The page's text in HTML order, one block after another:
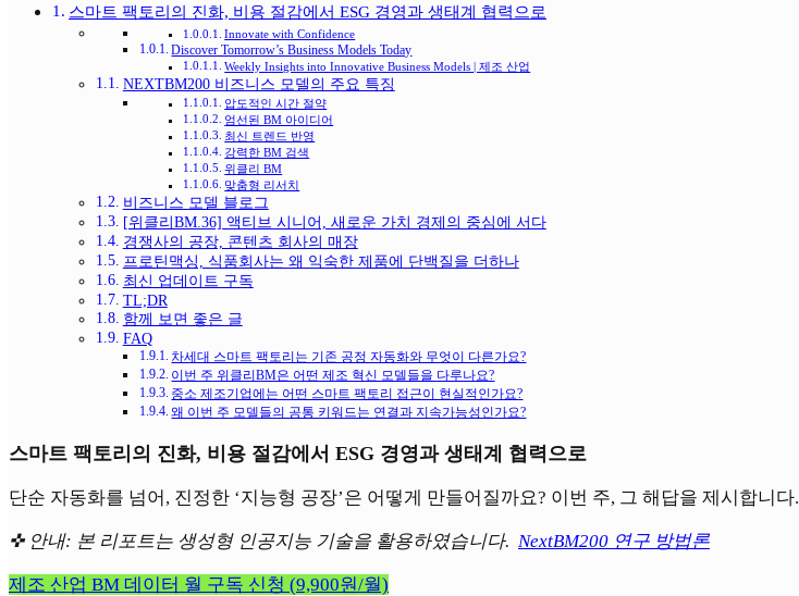
스마트 팩토리의 진화, 비용 절감에서 ESG 경영과 생태계 협력으로
Innovate with Confidence
Discover Tomorrow’s Business Models Today
Weekly Insights into Innovative Business Models | 제조 산업
NEXTBM200 비즈니스 모델의 주요 특징
압도적인 시간 절약
엄선된 BM 아이디어
최신 트렌드 반영
강력한 BM 검색
위클리 BM
맞춤형 리서치
비즈니스 모델 블로그
[위클리BM.36] 액티브 시니어, 새로운 가치 경제의 중심에 서다
경쟁사의 공장, 콘텐츠 회사의 매장
프로틴맥싱, 식품회사는 왜 익숙한 제품에 단백질을 더하나
최신 업데이트 구독
TL;DR
함께 보면 좋은 글
FAQ
차세대 스마트 팩토리는 기존 공정 자동화와 무엇이 다른가요?
이번 주 위클리BM은 어떤 제조 혁신 모델들을 다루나요?
중소 제조기업에는 어떤 스마트 팩토리 접근이 현실적인가요?
왜 이번 주 모델들의 공통 키워드는 연결과 지속가능성인가요?
스마트 팩토리의 진화, 비용 절감에서 ESG 경영과 생태계 협력으로
단순 자동화를 넘어, 진정한 ‘지능형 공장’은 어떻게 만들어질까요? 이번 주, 그 해답을 제시합니다.
✜ 안내: 본 리포트는 생성형 인공지능 기술을 활용하였습니다. NextBM200 연구 방법론
제조 산업 BM 데이터 월 구독 신청 (9,900원/월)